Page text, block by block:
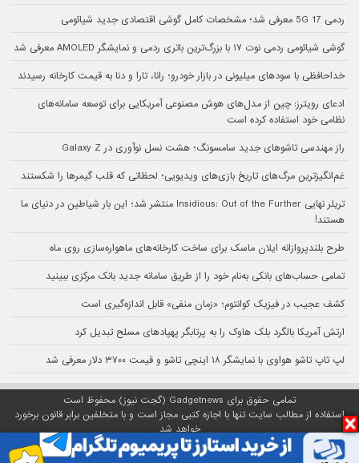
ردمی 17 5G معرفی شد؛ مشخصات کامل گوشی اقتصادی جدید شیائومی
گوشی شیائومی ردمی نوت ۱۷ با بزرگ‌ترین باتری ردمی و نمایشگر AMOLED معرفی شد
خداحافظی با سودهای میلیونی در بازار خودرو؛ رانا، تارا و دنا به قیمت کارخانه رسیدند
ادعای رویترز: چین از مدل‌های هوش مصنوعی آمریکایی برای توسعه سامانه‌های
نظامی خود استفاده کرده است
راز مهندسی تاشوهای جدید سامسونگ؛ هشت نسل نوآوری در Galaxy Z
غم‌انگیزترین مرگ‌های تاریخ بازی‌های ویدیویی؛ لحظاتی که قلب گیمرها را شکستند
تریلر نهایی Insidious: Out of the Further منتشر شد؛ این بار شیاطین در دنیای ما
هستند!
طرح بلندپروازانه ایلان ماسک برای ساخت کارخانه‌های ماهواره‌سازی روی ماه
تمامی حساب‌های بانکی به‌نام خود را از طریق سامانه جدید بانک مرکزی ببینید
کشف عجیب در فیزیک کوانتوم؛ «زمان منفی» قابل اندازه‌گیری است
ارتش آمریکا بالگرد بلک هاوک را به پرتابگر پهپادهای مسلح تبدیل کرد
لپ تاپ تاشو هواوی با نمایشگر ۱۸ اینچی تاشو و قیمت ۳۷۰۰ دلار معرفی شد
تمامی حقوق برای Gadgetnews (گجت نیوز) محفوظ است
استفاده از مطالب سایت تنها با اجازه کتبی مجاز است و با متخلفین برابر قانون برخورد
خواهد شد
پلتفرم گجت نیوز رویسرور اختصاصیمبین هاست میزبانی می‌شود